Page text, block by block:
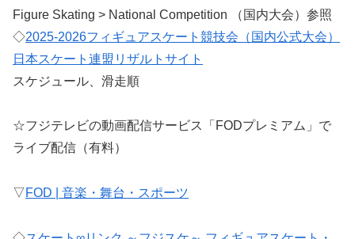
Figure Skating > National Competition （国内大会）参照
◇2025-2026フィギュアスケート競技会（国内公式大会）
日本スケート連盟リザルトサイト
スケジュール、滑走順
☆フジテレビの動画配信サービス「FODプレミアム」で
ライブ配信（有料）
▽FOD | 音楽・舞台・スポーツ